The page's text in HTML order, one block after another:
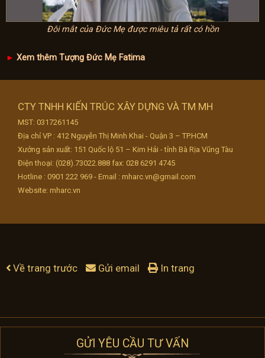
Đôi mắt của Đức Mẹ được miêu tả rất có hồn
► Xem thêm Tượng Đức Mẹ Fatima
CTY TNHH KIẾN TRÚC XÂY DỰNG VÀ TM MH
MST: 0317261145
Địa chỉ VP : 412 Nguyễn Thị Minh Khai - Quận 3 – TP.HCM
Xưởng sản xuất: 151 Quốc lộ 51 – Kim Hải - tỉnh Bà Rịa Vũng Tàu
Điện thoại: (028).73022.888 fax: 028 6291 4745
Hotline : 0901 222 969 - Email : mharc.vn@gmail.com
Website: mharc.vn
Về trang trước Gửi email In trang
GỬI YÊU CẦU TƯ VẤN